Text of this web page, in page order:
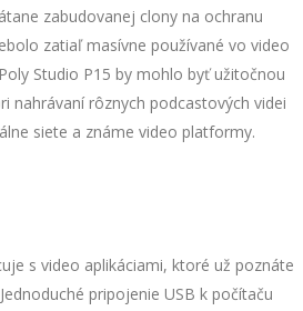
zabudovanej clony na ochranu
zatiaľ masívne používané vo video
Studio P15 by mohlo byť užitočnou
nahrávaní rôznych podcastových videi
siete a známe video platformy.
s video aplikáciami, ktoré už poznáte
pripojenie USB k počítaču